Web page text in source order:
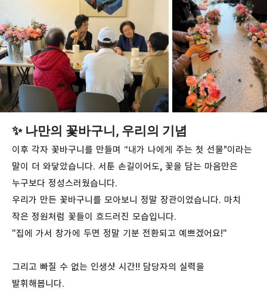
✨ 나만의 꽃바구니, 우리의 기념
이후 각자 꽃바구니를 만들며 “내가 나에게 주는 첫 선물”이라는
말이 더 와닿았습니다. 서툰 손길이어도, 꽃을 담는 마음만은
누구보다 정성스러웠습니다.
우리가 만든 꽃바구니를 모아보니 정말 장관이었습니다. 마치
작은 정원처럼 꽃들이 흐드러진 모습입니다.
"집에 가서 창가에 두면 정말 기분 전환되고 예쁘겠어요!"
그리고 빠질 수 없는 인생샷 시간!! 담당자의 실력을
발휘해봅니다.